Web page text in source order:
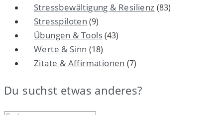
Stressbewältigung & Resilienz (83)
Stresspiloten (9)
Übungen & Tools(43)
Werte & Sinn (18)
Zitate & Affirmationen (7)
Du suchst etwas anderes?